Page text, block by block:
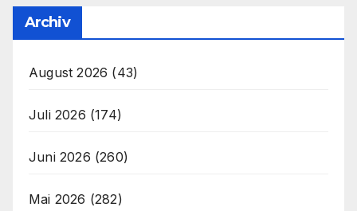
Archiv
August 2026 (43)
Juli 2026 (174)
Juni 2026 (260)
Mai 2026 (282)